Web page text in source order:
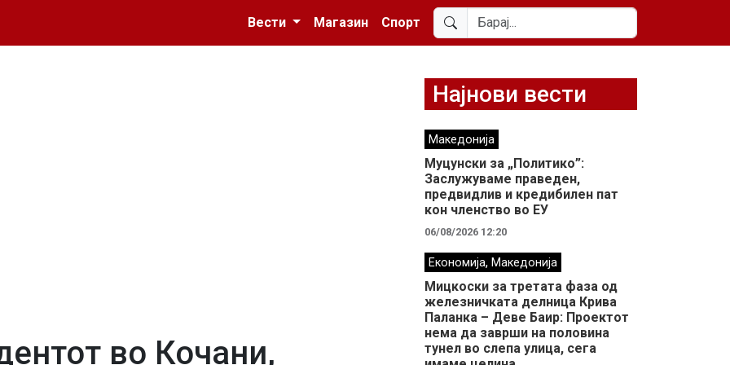
Вести
Магазин Спорт
во Кочани,
Најнови вести
Македонија
Муцунски за „Политико”:
Заслужуваме праведен,
предвидлив и кредибилен пат
кон членство во ЕУ
06/08/2026 12:20
Економија, Македонија
Мицкоски за третата фаза од
железничката делница Крива
Паланка – Деве Баир: Проектот
нема да заврши на половина
тунел во слепа улица, сега